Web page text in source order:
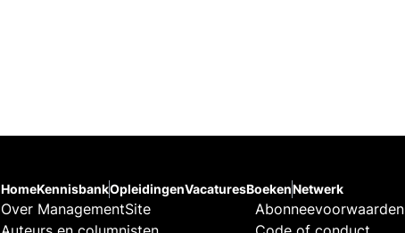
HomeKennisbankOpleidingenVacaturesBoekenNetwerk
Over ManagementSite
Abonneevoorwaarden